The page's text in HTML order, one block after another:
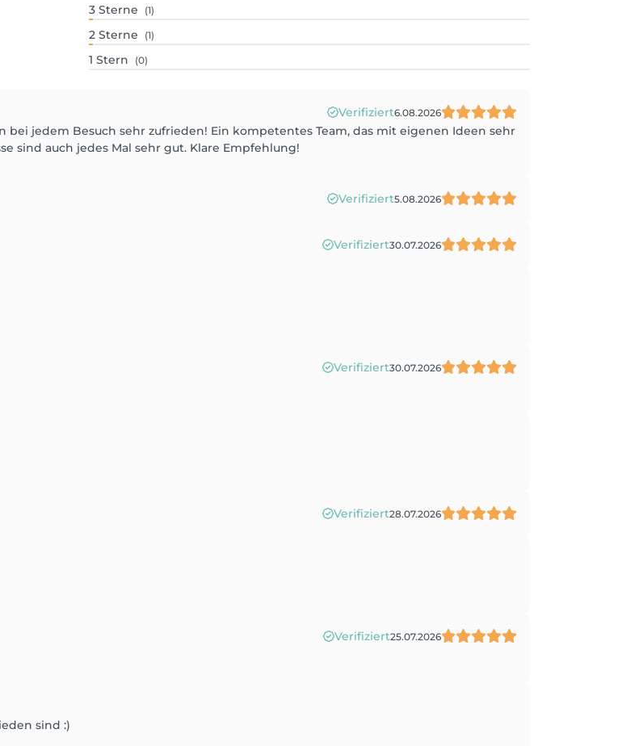
3 Sterne (1)
2 Sterne (1)
1 Stern (0)
Verifiziert6.08.2026
bei jedem Besuch sehr zufrieden! Ein kompetentes Team, das mit eigenen Ideen sehr
sind auch jedes Mal sehr gut. Klare Empfehlung!
Verifiziert5.08.2026
Verifiziert30.07.2026
Verifiziert30.07.2026
Verifiziert28.07.2026
Verifiziert25.07.2026
sind :)